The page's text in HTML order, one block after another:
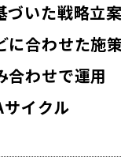
づいた戦略立案
に合わせた施
合わせで運用
イクル